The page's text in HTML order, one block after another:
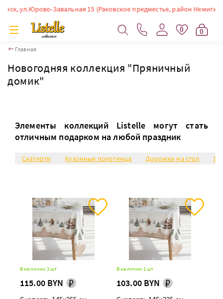
Завальная 15 (Раковское предместье, район Немиги).
0 0
Главная
Новогодняя коллекция "Пряничный
домик"
Элементы коллекций Listelle могут стать
отличным подарком на любой праздник
Скатерти Кухонные полотенца Дорожки на стол
В наличии 1 шт
115.00 BYN
В наличии 1 шт
103.00 BYN